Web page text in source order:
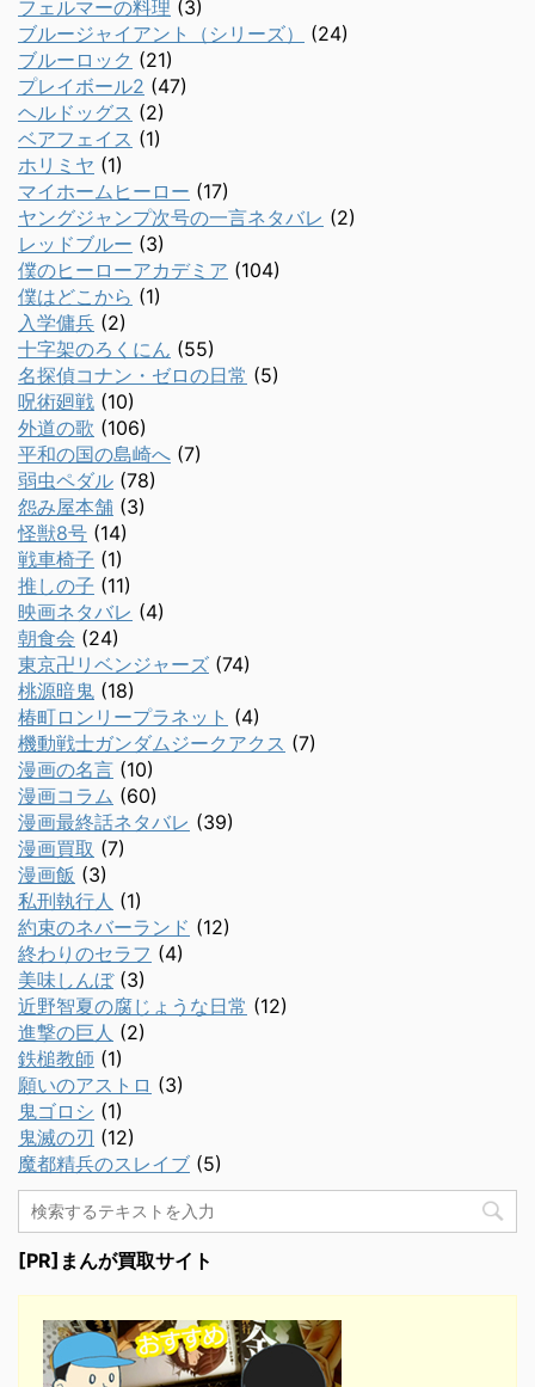
フェルマーの料理 (3)
ブルージャイアント（シリーズ）
(24)
ブルーロック (21)
プレイボール2 (47)
ヘルドッグス (2)
ベアフェイス (1)
ホリミヤ (1)
マイホームヒーロー (17)
ヤングジャンプ次号の一言ネタバレ (2)
レッドブルー (3)
僕のヒーローアカデミア (104)
僕はどこから (1)
入学傭兵 (2)
十字架のろくにん (55)
名探偵コナン・ゼロの日常 (5)
呪術廻戦 (10)
外道の歌 (106)
平和の国の島崎へ (7)
弱虫ペダル (78)
怨み屋本舗 (3)
怪獣8号 (14)
戦車椅子 (1)
推しの子 (11)
映画ネタバレ (4)
朝食会 (24)
東京卍リベンジャーズ (74)
桃源暗鬼 (18)
椿町ロンリープラネット (4)
機動戦士ガンダムジークアクス (7)
漫画の名言 (10)
漫画コラム (60)
漫画最終話ネタバレ (39)
漫画買取 (7)
漫画飯 (3)
私刑執行人 (1)
約束のネバーランド (12)
終わりのセラフ (4)
美味しんぼ(3)
近野智夏の腐じょうな日常 (12)
進撃の巨人 (2)
鉄槌教師 (1)
願いのアストロ (3)
鬼ゴロシ (1)
鬼滅の刃 (12)
魔都精兵のスレイブ (5)
[PR]まんが買取サイト